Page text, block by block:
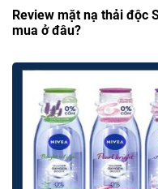
Review mặt nạ thải độc
mua ở đâu?